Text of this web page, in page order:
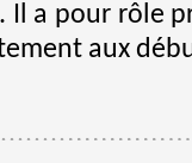
a pour rôle
aux